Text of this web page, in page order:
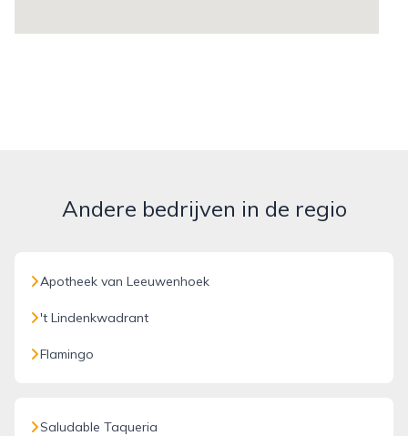
Andere bedrijven in de regio
Apotheek van Leeuwenhoek
't Lindenkwadrant
Flamingo
Saludable Taqueria